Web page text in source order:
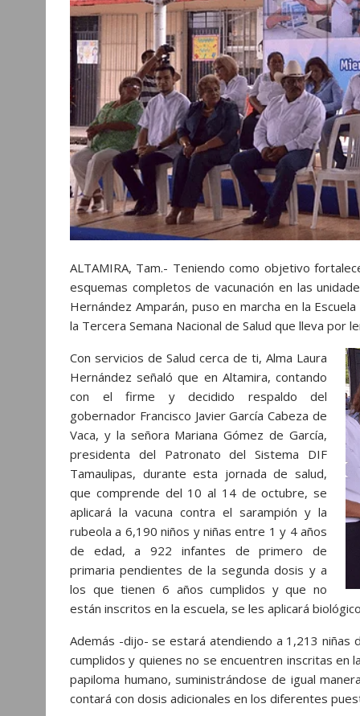
ALTAMIRA, Tam.- Teniendo como objetivo
esquemas completos de vacunación en las
Hernández Amparán, puso en marcha en la Escuela
la Tercera Semana Nacional de Salud que lleva por
Con servicios de Salud cerca de ti, Alma Laura
Hernández señaló que en Altamira, contando
con el firme y decidido respaldo del
gobernador Francisco Javier García Cabeza de
Vaca, y la señora Mariana Gómez de García,
presidenta del Patronato del Sistema DIF
Tamaulipas, durante esta jornada de salud,
que comprende del 10 al 14 de octubre, se
aplicará la vacuna contra el sarampión y la
rubeola a 6,190 niños y niñas entre 1 y 4 años
de edad, a 922 infantes de primero de
primaria pendientes de la segunda dosis y a
los que tienen 6 años cumplidos y que no
están inscritos en la escuela, se les aplicará
Además -dijo- se estará atendiendo a 1,213 niñas
cumplidos y quienes no se encuentren inscritas en
papiloma humano, suministrándose de igual
contará con dosis adicionales en los diferentes